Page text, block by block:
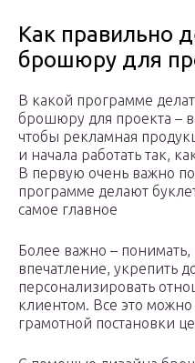
Как правильно
брошюру для
В какой программе
брошюру для проекта –
чтобы рекламная
и начала работать так,
В первую очень важно
программе делают
самое главное
Более важно –
впечатление, укрепить
персонализировать
клиентом. Все это
грамотной постановки